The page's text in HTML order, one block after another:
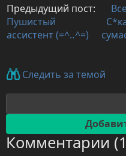
Предыдущий пост:
Пушистый
ассистент (=^‥^=)
Следить за темой
Комментарии